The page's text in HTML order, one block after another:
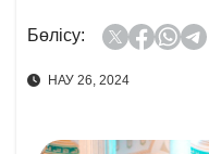
Бөлісу:
НАУ 26, 2024